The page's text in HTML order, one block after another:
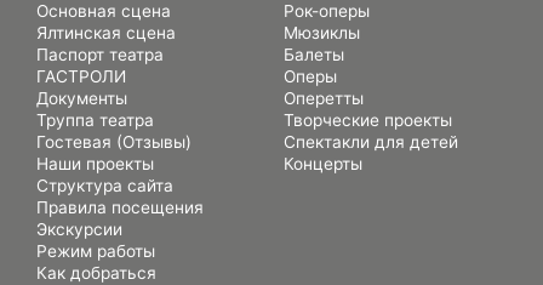
Основная сцена
Ялтинская сцена
Паспорт театра
ГАСТРОЛИ
Документы
Труппа театра
Гостевая (Отзывы)
Наши проекты
Структура сайта
Правила посещения
Экскурсии
Режим работы
Как добраться
Рок-оперы
Мюзиклы
Балеты
Оперы
Оперетты
Творческие проекты
Спектакли для детей
Концерты